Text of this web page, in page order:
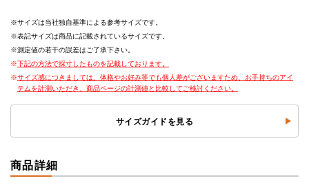
サイズは当社独自基準による参考サイズです。
表記サイズは商品に記載されているサイズです。
測定値の若干の誤差はご了承下さい。
下記の方法で採寸したものを記載しております。
サイズ感につきましては、体格やお好み等でも個人差がございますため、お手持ちのアイ
テムを計測いただき、商品ページの計測値と比較してご検討ください。
サイズガイドを見る
商品詳細